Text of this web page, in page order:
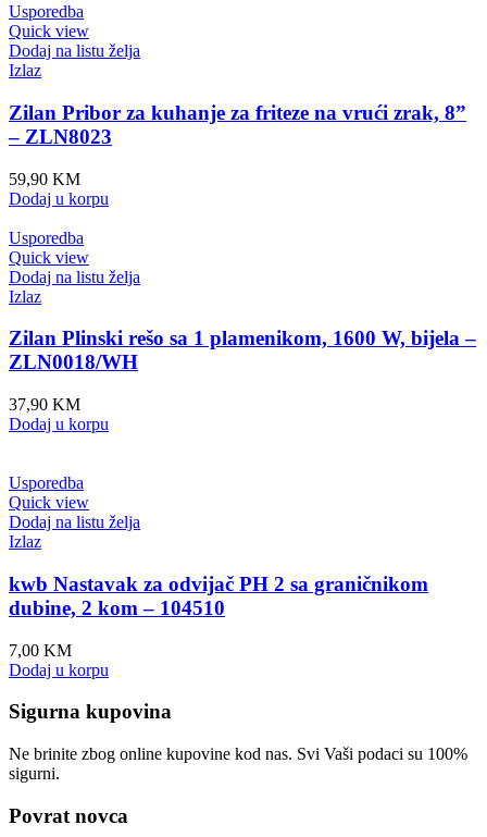
Usporedba
Quick view
Dodaj na listu želja
Izlaz
Zilan Pribor za kuhanje za friteze na vrući zrak, 8”
– ZLN8023
59,90 KM
Dodaj u korpu
Usporedba
Quick view
Dodaj na listu želja
Izlaz
Zilan Plinski rešo sa 1 plamenikom, 1600 W, bijela –
ZLN0018/WH
37,90 KM
Dodaj u korpu
Usporedba
Quick view
Dodaj na listu želja
Izlaz
kwb Nastavak za odvijač PH 2 sa graničnikom
dubine, 2 kom – 104510
7,00 KM
Dodaj u korpu
Sigurna kupovina
Ne brinite zbog online kupovine kod nas. Svi Vaši podaci su 100%
sigurni.
Povrat novca